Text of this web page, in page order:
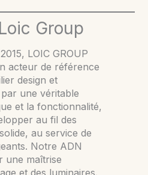
Group
LOIC GROUP
acteur de référence
design et
une véritable
et la fonctionnalité,
au fil des
au service de
Notre ADN
une maîtrise